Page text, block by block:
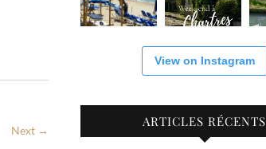
Next →
View on Instagram
ARTICLES RÉCENTS